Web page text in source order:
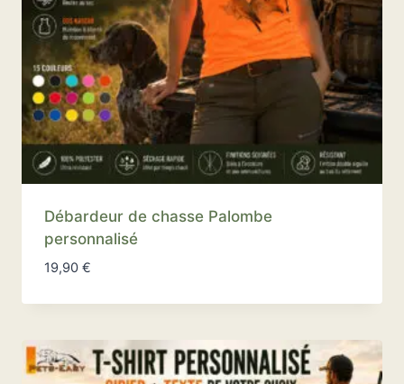
Débardeur de chasse Palombe
personnalisé
19,90 €